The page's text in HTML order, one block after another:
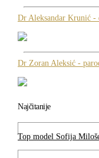
Dr Aleksandar Krunić -
Dr Zoran Aleksić -
Najčitanije
Top model Sofija